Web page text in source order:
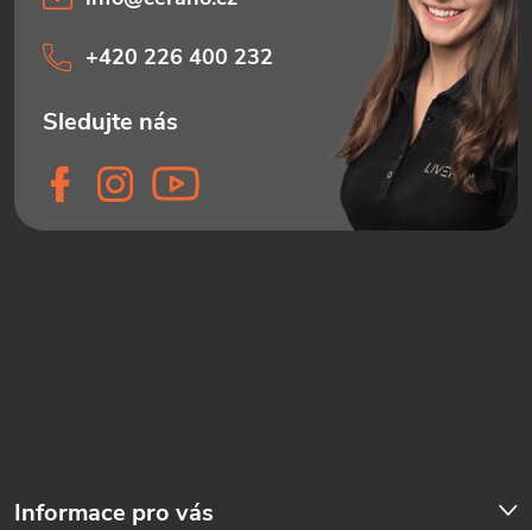
Informace pro vás
+420 226 400 232